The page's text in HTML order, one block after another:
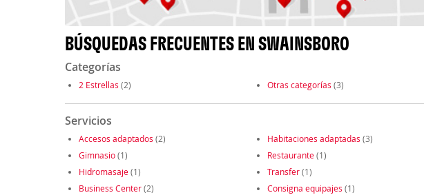
BÚSQUEDAS FRECUENTES EN SWAINSBORO
Categorías
2 Estrellas (2) Otras categorías (3)
Servicios
Accesos adaptados (2) Habitaciones adaptadas (3)
Gimnasio(1) Restaurante(1)
Hidromasaje(1) Transfer(1)
Business Center(2) Consigna equipajes (1)